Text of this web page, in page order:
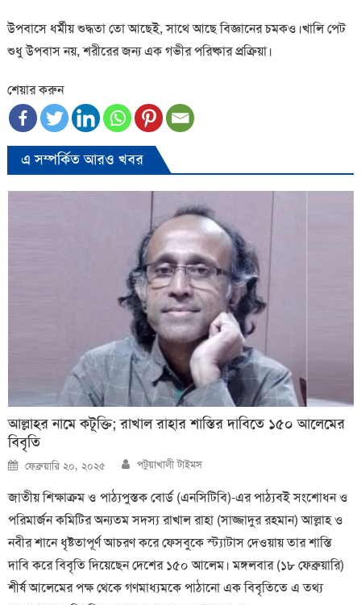
উপবাসে ধর্মীয় শুদ্ধতা তো আছেই, সাথে আছে বিজ্ঞানের চমকও।খালি পেট
শুধু উপবাস নয়, শরীরের জন্য এক গভীর পরিষ্কার প্রক্রিয়া।
শেয়ার করুন
এ সম্পর্কিত আরও খবর
আল্লাহর নামে কটূক্তি; রাখাল রাহার শাস্তির দাবিতে ১৫০ আলেমের
বিবৃতি
Posted
on
ফেব্রুয়ারি ২০, ২০২৫ Author
পটুয়াখালী টাইমস
জাতীয় শিক্ষাক্রম ও পাঠ্যপুস্তক বোর্ড (এনসিটিবি)-এর পাঠ্যবই সংশোধন ও
পরিমার্জন কমিটির অন্যতম সদস্য রাখাল রাহা (সাজ্জাদুর রহমান) আল্লাহ ও
নবীর শানে ধৃষ্টতাপূর্ণ আচরণ করে ফেসবুকে স্ট্যাটাস দেওয়ায় তার শাস্তি
দাবি করে বিবৃতি দিয়েছেন দেশের ১৫০ আলেম। মঙ্গলবার (১৮ ফেব্রুয়ারি)
শীর্ষ আলেমের পক্ষ থেকে গণমাধ্যমকে পাঠানো এক বিবৃতিতে এ তথ্য